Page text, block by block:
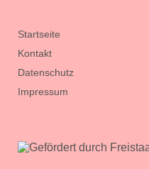
Startseite
Kontakt
Datenschutz
Impressum